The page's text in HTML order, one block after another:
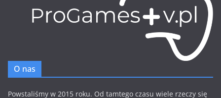
O nas
Powstaliśmy w 2015 roku. Od tamtego czasu wiele rzeczy się